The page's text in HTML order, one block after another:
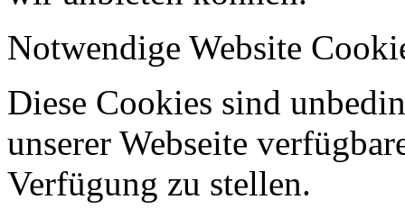
Notwendige Website
Diese Cookies sind
unserer Webseite
Verfügung zu stellen.